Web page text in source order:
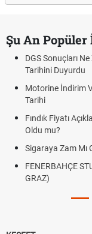
Şu An
DGS Sonuçları
Tarihini Duyurdu
Motorine İndirim
Tarihi
Fındık Fiyatı
Oldu mu?
Sigaraya Zam Mı
FENERBAHÇE
GRAZ)